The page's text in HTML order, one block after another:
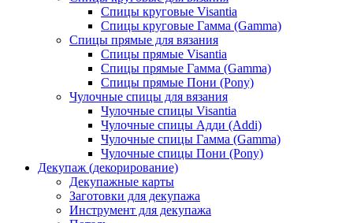
Спицы круговые Visantia
Спицы круговые Гамма (Gamma)
Спицы прямые для вязания
Спицы прямые Visantia
Спицы прямые Гамма (Gamma)
Спицы прямые Пони (Pony)
Чулочные спицы для вязания
Чулочные спицы Visantia
Чулочные спицы Адди (Addi)
Чулочные спицы Гамма (Gamma)
Чулочные спицы Пони (Pony)
Декупаж (декорирование)
Декупажные карты
Заготовки для декупажа
Инструмент для декупажа